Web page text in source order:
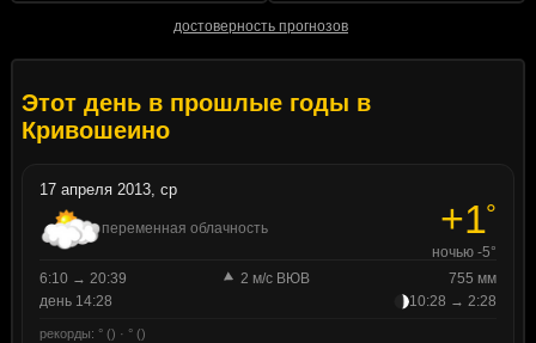
достоверность прогнозов
Этот день в прошлые годы в
Кривошеино
17 апреля 2013, ср
переменная облачность +1°
ночью -5°
6:10 → 20:39
2 м/с ВЮВ
755 мм
день 14:28
10:28 → 2:28
рекорды: ° () · ° ()